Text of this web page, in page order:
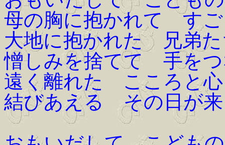
母の胸に抱かれて す
大地に抱かれた 兄弟
憎しみを捨てて 手を
遠く離れた こころと
結びあえる その日が